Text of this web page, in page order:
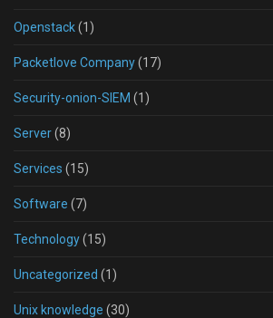
Openstack(1)
Packetlove Company(17)
Security-onion-SIEM (1)
Server(8)
Services (15)
Software (7)
Technology(15)
Uncategorized (1)
Unix knowledge (30)